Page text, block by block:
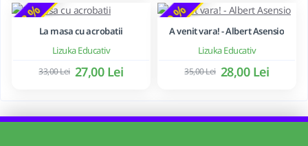
-18 %
Lizuka Educativ
La masa cu acrobatii
27,00 Lei
33,00 Lei
-20 %
Lizuka Educativ
A venit vara! - Albert Asensio
28,00 Lei
35,00 Lei